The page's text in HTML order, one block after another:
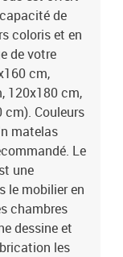
soi-même. Un
Dimensions
x longueur). Des
de
coloris et en
de votre
cm,
120x180 cm,
cm). Couleurs
matelas
Le
une
le mobilier en
chambres
dessine et
les